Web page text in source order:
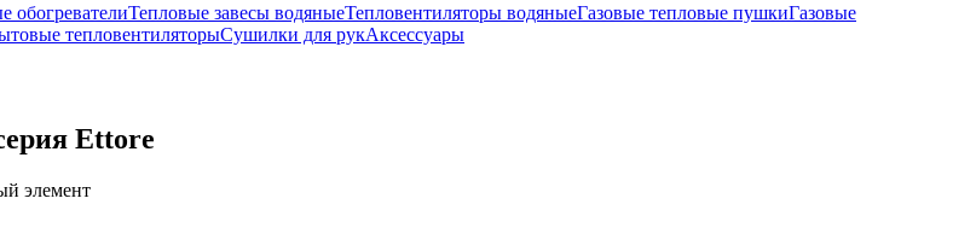
обогревателиТепловые завесы водяныеТепловентиляторы водяныеГазовые тепловые пушкиГазовые
тепловентиляторыСушилки для рукАксессуары
Ettore
элемент